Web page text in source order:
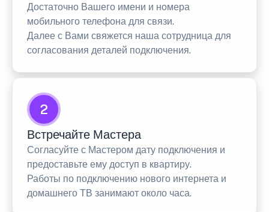
Достаточно Вашего имени и номера
мобильного телефона для связи.
Далее с Вами свяжется наша сотрудница для
согласования деталей подключения.
2
Встречайте Мастера
Согласуйте с Мастером дату подключения и
предоставьте ему доступ в квартиру.
Работы по подключению нового интернета и
домашнего ТВ занимают около часа.